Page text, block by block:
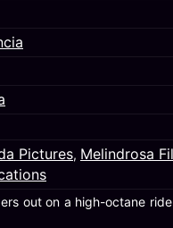
Pictures, Melindrosa
out on a high-octane